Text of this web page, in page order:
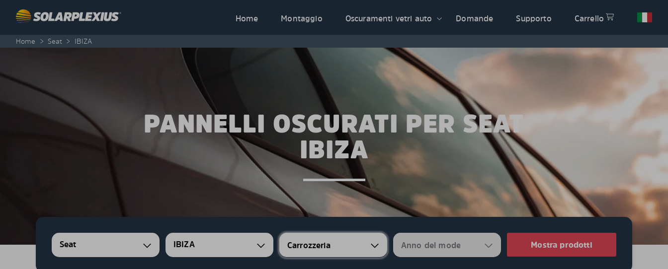
Home
Montaggio Oscuramenti vetri auto Domande Supporto Carrello
Home > Seat > IBIZA
PANNELLI OSCURATI PER SEAT
IBIZA
Seat IBIZA Mostra prodotti